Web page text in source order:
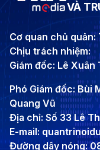
VÀ
Cơ quan chủ quản:
Chịu trách nhiệm:
Giám đốc: Lê Xuân
Phó Giám đốc: Bùi
Quang Vũ
Địa chỉ: Số 33 Lê
E-mail:
Đường dây nóng: